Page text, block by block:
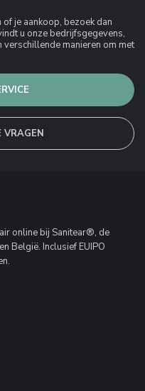
je aankoop, bezoek dan
u onze bedrijfsgegevens,
manieren om met
VRAGEN
online bij Sanitear®, de
België. Inclusief EUIPO